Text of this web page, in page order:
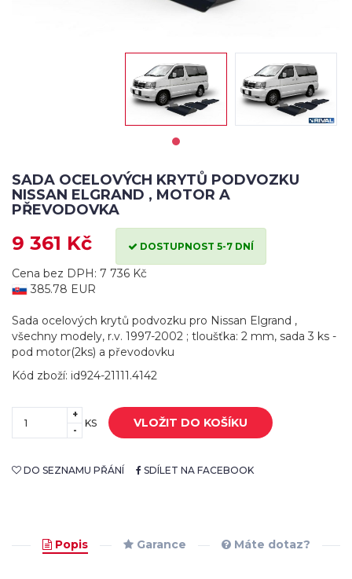
SADA OCELOVÝCH KRYTŮ PODVOZKU
NISSAN ELGRAND , MOTOR A
PŘEVODOVKA
9 361 Kč DOSTUPNOST 5-7 DNÍ
Cena bez DPH: 7 736 Kč
385.78 EUR
Sada ocelových krytů podvozku pro Nissan Elgrand ,
všechny modely, r.v. 1997-2002 ; tloušťka: 2 mm, sada 3 ks -
pod motor(2ks) a převodovku
Kód zboží: id924-21111.4142
+
-
KS VLOŽIT DO KOŠÍKU
DO SEZNAMU PŘÁNÍ SDÍLET NA FACEBOOK
Popis Garance Máte dotaz?